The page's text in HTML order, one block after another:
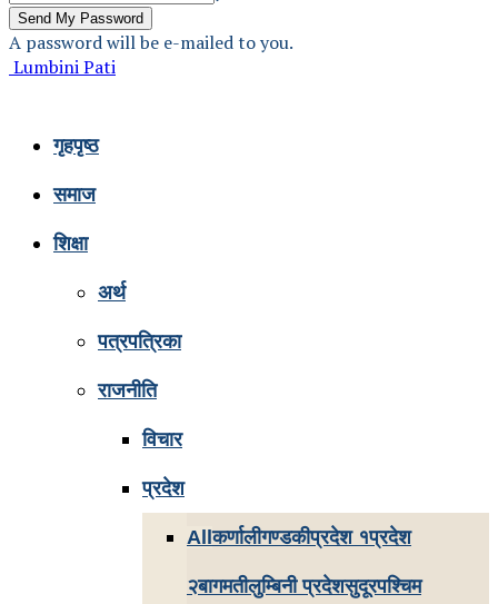
A password will be e-mailed to you.
Lumbini Pati
गृहपृष्ठ
समाज
शिक्षा
अर्थ
पत्रपत्रिका
राजनीति
विचार
प्रदेश
Allकर्णालीगण्डकीप्रदेश १प्रदेश
२बागमतीलुम्बिनी प्रदेशसुदूरपश्चिम